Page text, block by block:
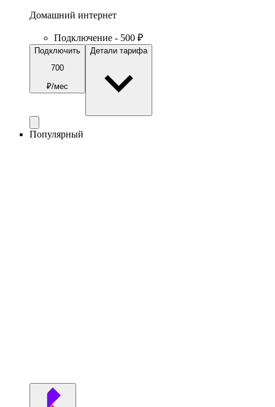
Домашний интернет
Подключение - 500 ₽
Подключить
700
₽/мес
Детали тарифа
Популярный